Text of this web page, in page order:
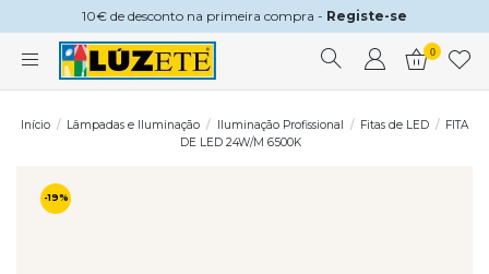
10€ de desconto na primeira compra - Registe-se
0
Início Lâmpadas e Iluminação Iluminação Profissional Fitas de LED
FITA
DE LED 24W/M 6500K
-19%